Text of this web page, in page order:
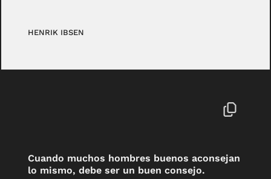
HENRIK IBSEN
Cuando muchos hombres buenos aconsejan
lo mismo, debe ser un buen consejo.